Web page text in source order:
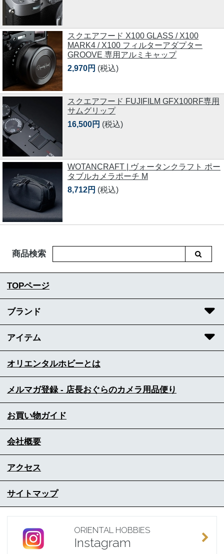
スクエアフード X100 GLASS / X100
MARK4 / X100 フィルターアダプター
GROOVE 専用アルミキャップ
2,970円 (税込)
スクエアフード FUJIFILM GFX100RF専用
サムグリップ
16,500円 (税込)
WOTANCRAFT | ヴォータンクラフト ポー
タブルカメラポーチ M
8,712円 (税込)
商品検索
TOPページ
ブランド
アイテム
オリエンタルホビーとは
メルマガ登録 - 店長おぐらのカメラ用品便り
お買い物ガイド
会社概要
アクセス
サイトマップ
ORIENTAL HOBBIES
Instagram